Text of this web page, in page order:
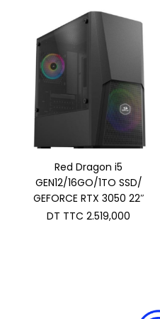
TTC
DT
Red Dragon i5
GEN12/16GO/1TO SSD/
GEFORCE RTX 3050 22″
DT TTC 2.519,000